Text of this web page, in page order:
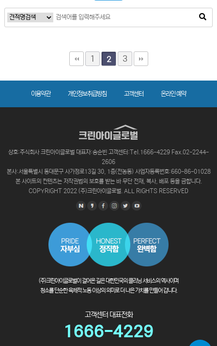
1 2 3
이용약관 개인정보취급방침 고객센터 온라인 예약
상호:주식회사 크린아이글로벌 대표자:송순빈 고객센터:Tel.1666-4229 Fax.02-2244-
2606
본사:서울특별시 동대문구 사가정로13길 30, 1층(전농동) 사업자등록번호:660-86-01028
본 사이트의 컨텐츠는 저작권법의 보호를 받는 바 무단 전재, 복사, 배포 등을 금합니다.
COPYRIGHT 2022 (주)크린아이글로벌. ALL RIGHTS RESERVED
(주)크린아이글로벌이 걸어온 길은 대한민국의 클리닝 서비스의 역사이며
청소를 단순한 육체적 노동 이상의 의미로 더 나은 가치를 만들어 갑니다.
고객센터 대표전화
1666-4229